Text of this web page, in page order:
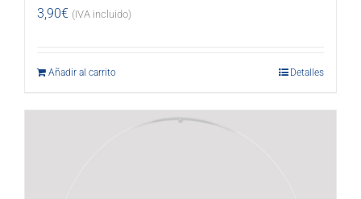
3,90€ (IVA incluido)
Añadir al carrito Detalles